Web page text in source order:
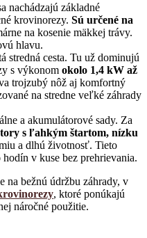
nachádzajú základné
krovinorezy. Sú určené na
na kosenie mäkkej trávy.
hlavu.
stredná cesta. Tu už dominujú
s výkonom okolo 1,4 kW až
trojzubý nôž aj komfortný
na stredne veľké záhrady
a akumulátorové sady. Za
s ľahkým štartom, nízku
a dlhú životnosť. Tieto
v kuse bez prehrievania.
na bežnú údržbu záhrady, v
, ktoré ponúkajú
náročné použitie.